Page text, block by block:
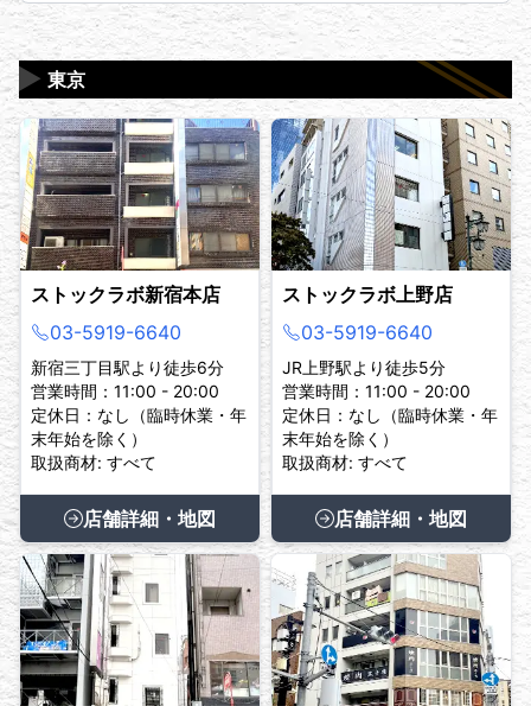
東京
▶
ストックラボ新宿本店
03-5919-6640
新宿三丁目駅より徒歩6分
営業時間：11:00 - 20:00
定休日：なし（臨時休業・年
末年始を除く）
取扱商材: すべて
店舗詳細・地図
ストックラボ上野店
03-5919-6640
JR上野駅より徒歩5分
営業時間：11:00 - 20:00
定休日：なし（臨時休業・年
末年始を除く）
取扱商材: すべて
店舗詳細・地図